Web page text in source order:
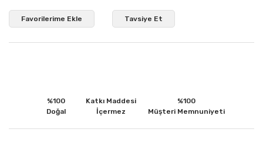
Tavsiye Et
%100
Doğal
Katkı Maddesi
İçermez
%100
Müşteri Memnuniyeti